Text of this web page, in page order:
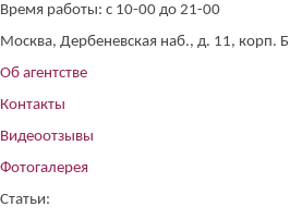
Время работы: с 10-00 до 21-00
Москва, Дербеневская наб., д. 11, корп. Б
Об агентстве
Контакты
Видеоотзывы
Фотогалерея
Статьи: